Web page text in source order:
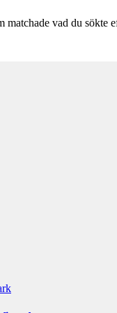
matchade vad du sökte